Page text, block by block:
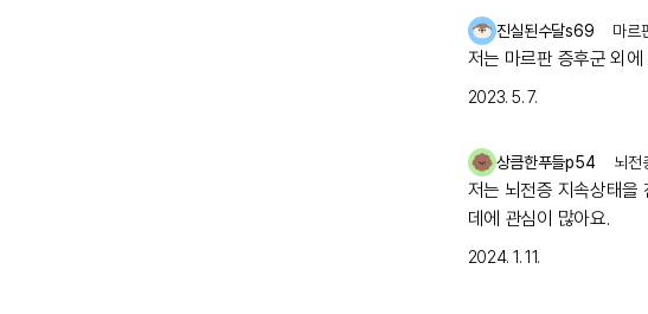
진실된수달s69 마르
저는 마르판 증후군 외
2023. 5. 7.
상큼한푸들p54 뇌전
저는 뇌전증 지속상태을
데에 관심이 많아요.
2024. 1. 11.